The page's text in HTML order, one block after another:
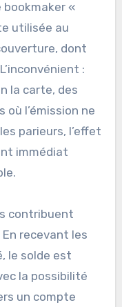
bookmaker «
utilisée au
dont
:
la carte, des
l’émission ne
parieurs, l’effet
immédiat
contribuent
En recevant les
le solde est
la possibilité
un compte